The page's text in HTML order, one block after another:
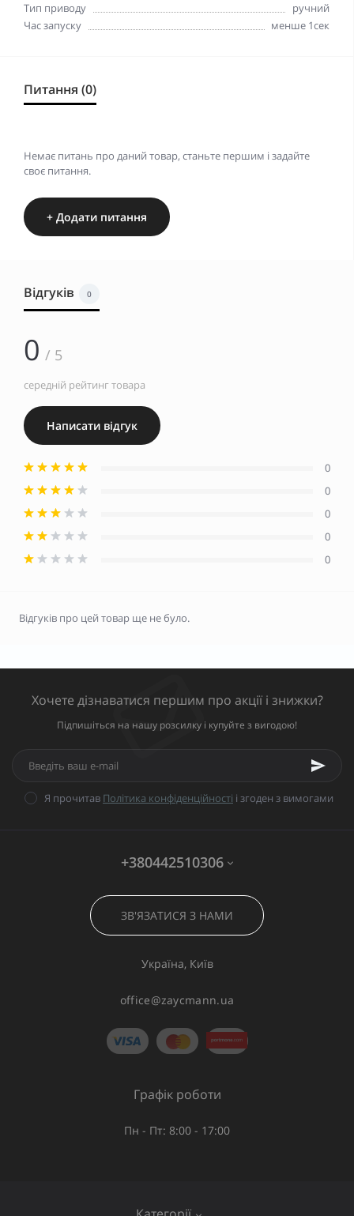
Тип приводу
ручний
Час запуску
менше 1сек
Питання (0)
Немає питань про даний товар, станьте першим і задайте
своє питання.
+ Додати питання
Відгуків 0
0 / 5
середній рейтинг товара
Написати відгук
0
0
0
0
0
Відгуків про цей товар ще не було.
Хочете дізнаватися першим про акції і знижки?
Підпишіться на нашу розсилку і купуйте з вигодою!
Я прочитав Політика конфіденційності і згоден з вимогами
+380442510306
ЗВ'ЯЗАТИСЯ З НАМИ
Україна, Київ
office@zaycmann.ua
Графік роботи
Пн - Пт: 8:00 - 17:00